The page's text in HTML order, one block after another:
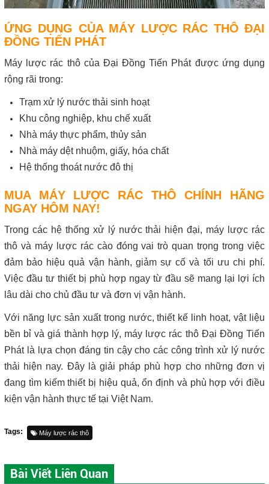
ỨNG DỤNG CỦA MÁY LƯỢC RÁC THÔ ĐẠI
ĐỒNG TIẾN PHÁT
Máy lược rác thô của Đại Đồng Tiến Phát được ứng dụng
rộng rãi trong:
Trạm xử lý nước thải sinh hoạt
Khu công nghiệp, khu chế xuất
Nhà máy thực phẩm, thủy sản
Nhà máy dệt nhuộm, giấy, hóa chất
Hệ thống thoát nước đô thị
MUA MÁY LƯỢC RÁC THÔ CHÍNH HÃNG
NGAY HÔM NAY!
Trong các hệ thống xử lý nước thải hiện đại, máy lược rác
thô và máy lược rác cào đóng vai trò quan trọng trong việc
đảm bảo hiệu quả vận hành, giảm sự cố và tối ưu chi phí.
Việc đầu tư thiết bị phù hợp ngay từ đầu sẽ mang lại lợi ích
lâu dài cho chủ đầu tư và đơn vị vận hành.
Với năng lực sản xuất trong nước, thiết kế linh hoạt, vật liệu
bền bỉ và giá thành hợp lý, máy lược rác thô Đại Đồng Tiến
Phát là lựa chọn đáng tin cậy cho các công trình xử lý nước
thải hiện nay. Đây là giải pháp phù hợp cho những đơn vị
đang tìm kiếm thiết bị hiệu quả, ổn định và phù hợp với điều
kiện vận hành thực tế tại Việt Nam.
Tags: Máy lược rác thô
Bài Viết Liên Quan